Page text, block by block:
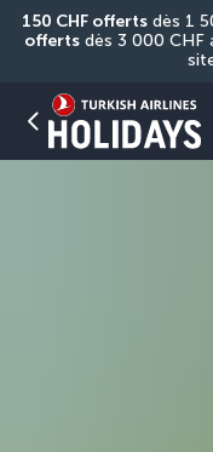
150 CHF offerts dès 1
offerts dès 3 000 CHF